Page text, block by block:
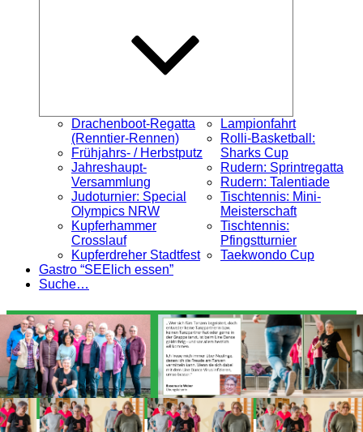
Drachenboot-Regatta
(Renntier-Rennen)
Frühjahrs- / Herbstputz
Jahreshaupt-
Versammlung
Judoturnier: Special
Olympics NRW
Kupferhammer
Crosslauf
Kupferdreher Stadtfest
Lampionfahrt
Rolli-Basketball:
Sharks Cup
Rudern: Sprintregatta
Rudern: Talentiade
Tischtennis: Mini-
Meisterschaft
Tischtennis:
Pfingstturnier
Taekwondo Cup
Gastro “SEElich essen”
Suche…